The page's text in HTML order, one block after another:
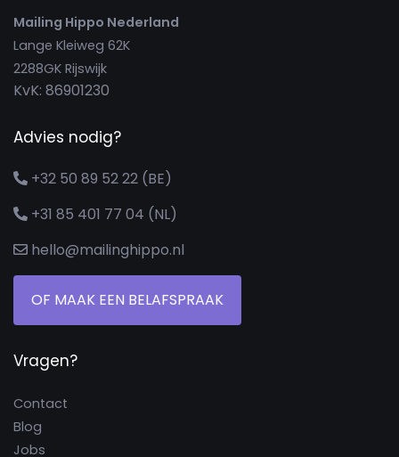
Mailing Hippo Nederland
Lange Kleiweg 62K
2288GK Rijswijk
KvK: 86901230
Advies nodig?
+32 50 89 52 22 (BE)
+31 85 401 77 04 (NL)
hello@mailinghippo.nl
OF MAAK EEN BELAFSPRAAK
Vragen?
Contact
Blog
Jobs